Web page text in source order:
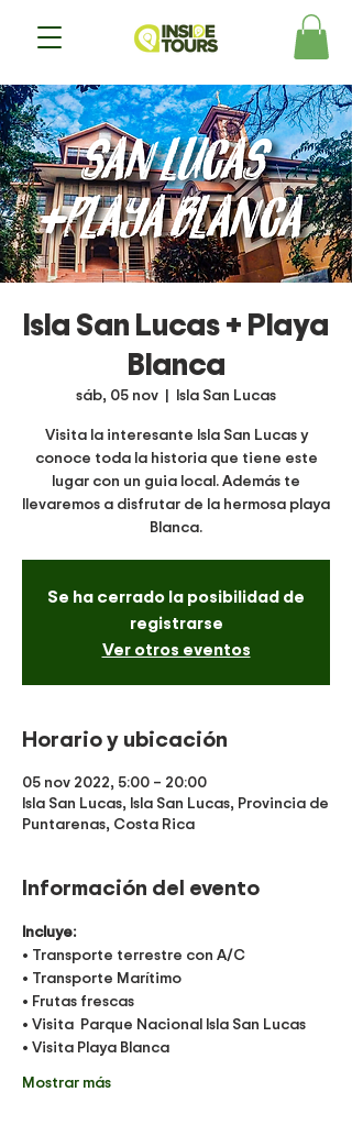
Isla San Lucas + Playa
Blanca
sáb, 05 nov
  |
Isla San Lucas
Visita la interesante Isla San Lucas y
conoce toda la historia que tiene este
lugar con un guia local. Además te
llevaremos a disfrutar de la hermosa playa
Blanca.
Se ha cerrado la posibilidad de
registrarse
Ver otros eventos
Horario y ubicación
05 nov 2022, 5:00 – 20:00
Isla San Lucas, Isla San Lucas, Provincia de
Puntarenas, Costa Rica
Información del evento
Incluye:
• Transporte terrestre con A/C
• Transporte Marítimo
• Frutas frescas
• Visita  Parque Nacional Isla San Lucas
• Visita Playa Blanca
Mostrar más